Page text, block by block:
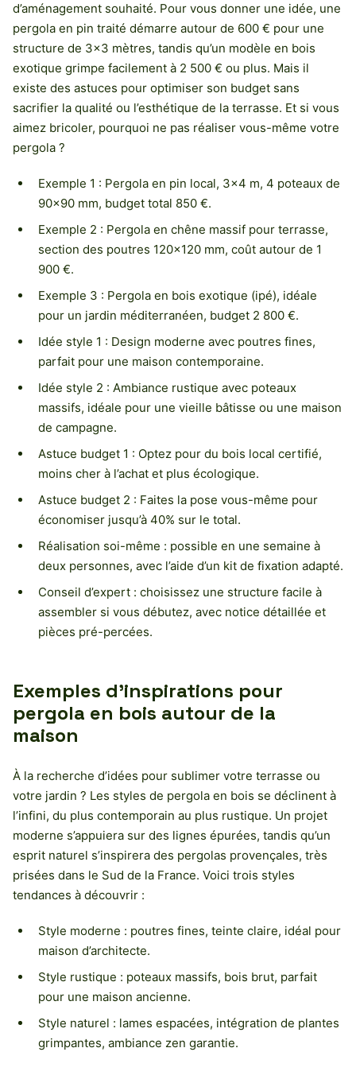
d’aménagement souhaité. Pour vous donner une idée, une
pergola en pin traité démarre autour de 600 € pour une
structure de 3×3 mètres, tandis qu’un modèle en bois
exotique grimpe facilement à 2 500 € ou plus. Mais il
existe des astuces pour optimiser son budget sans
sacrifier la qualité ou l’esthétique de la terrasse. Et si vous
aimez bricoler, pourquoi ne pas réaliser vous-même votre
pergola ?
Exemple 1 : Pergola en pin local, 3×4 m, 4 poteaux de
90×90 mm, budget total 850 €.
Exemple 2 : Pergola en chêne massif pour terrasse,
section des poutres 120×120 mm, coût autour de 1
900 €.
Exemple 3 : Pergola en bois exotique (ipé), idéale
pour un jardin méditerranéen, budget 2 800 €.
Idée style 1 : Design moderne avec poutres fines,
parfait pour une maison contemporaine.
Idée style 2 : Ambiance rustique avec poteaux
massifs, idéale pour une vieille bâtisse ou une maison
de campagne.
Astuce budget 1 : Optez pour du bois local certifié,
moins cher à l’achat et plus écologique.
Astuce budget 2 : Faites la pose vous-même pour
économiser jusqu’à 40% sur le total.
Réalisation soi-même : possible en une semaine à
deux personnes, avec l’aide d’un kit de fixation adapté.
Conseil d’expert : choisissez une structure facile à
assembler si vous débutez, avec notice détaillée et
pièces pré-percées.
Exemples d’inspirations pour
pergola en bois autour de la
maison
À la recherche d’idées pour sublimer votre terrasse ou
votre jardin ? Les styles de pergola en bois se déclinent à
l’infini, du plus contemporain au plus rustique. Un projet
moderne s’appuiera sur des lignes épurées, tandis qu’un
esprit naturel s’inspirera des pergolas provençales, très
prisées dans le Sud de la France. Voici trois styles
tendances à découvrir :
Style moderne : poutres fines, teinte claire, idéal pour
maison d’architecte.
Style rustique : poteaux massifs, bois brut, parfait
pour une maison ancienne.
Style naturel : lames espacées, intégration de plantes
grimpantes, ambiance zen garantie.